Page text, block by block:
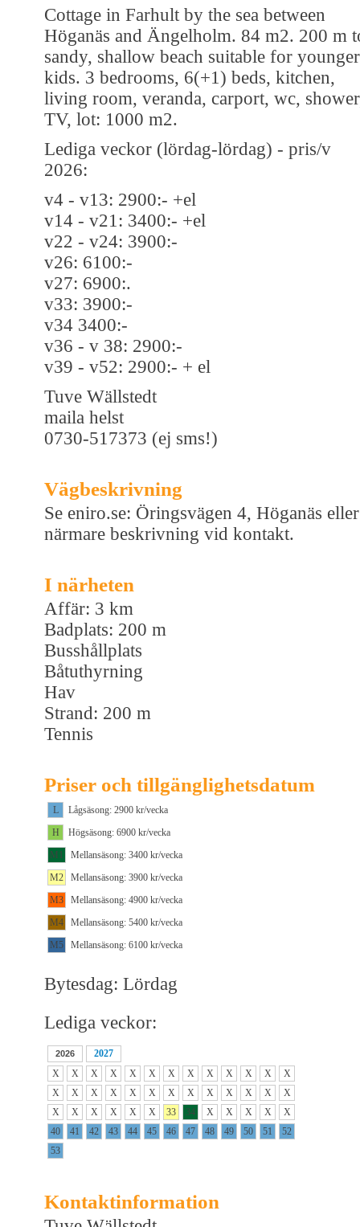
Cottage in Farhult by the sea between
Höganäs and Ängelholm. 84 m2. 200 m
sandy, shallow beach suitable for younger
kids. 3 bedrooms, 6(+1) beds, kitchen,
living room, veranda, carport, wc,
TV, lot: 1000 m2.
Lediga veckor (lördag-lördag) - pris/v
2026:
v4 - v13: 2900:- +el
v14 - v21: 3400:- +el
v22 - v24: 3900:-
v26: 6100:-
v27: 6900:.
v33: 3900:-
v34 3400:-
v36 - v 38: 2900:-
v39 - v52: 2900:- + el
Tuve Wällstedt
maila helst
0730-517373 (ej sms!)
Vägbeskrivning
Se eniro.se: Öringsvägen 4, Höganäs eller
närmare beskrivning vid kontakt.
I närheten
Affär: 3 km
Badplats: 200 m
Busshållplats
Båtuthyrning
Hav
Strand: 200 m
Tennis
Priser och tillgänglighetsdatum
L
Lågsäsong: 2900 kr/vecka
H
Högsäsong: 6900 kr/vecka
M1
Mellansäsong: 3400 kr/vecka
M2
Mellansäsong: 3900 kr/vecka
M3
Mellansäsong: 4900 kr/vecka
M4
Mellansäsong: 5400 kr/vecka
M5
Mellansäsong: 6100 kr/vecka
Bytesdag: Lördag
Lediga veckor:
2026
2027
X
X X X X X X X X X X X
X
X
X X X X X X X X X X X
X
X
X X X X X 33 34 X X X X
X
40
41 42 43 44 45 46 47 48 49 50 51
52
53
Kontaktinformation